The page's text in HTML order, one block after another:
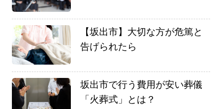
【坂出市】大切な方が危篤と
告げられたら
坂出市で行う費用が安い葬儀
「火葬式」とは？